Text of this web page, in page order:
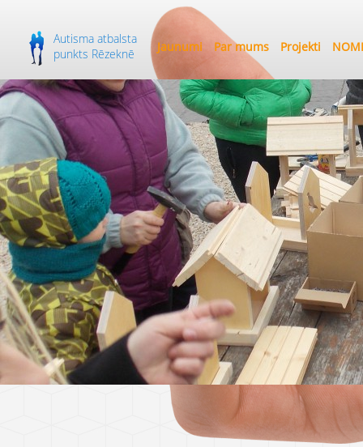
Autisma atbalsta
punkts Rēzeknē
Jaunumi Par mums Projekti